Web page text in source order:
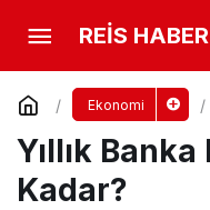
REİS HABER
Ekonomi
Yıllık
Kadar?
Yıllık Banka
Yorum Yap